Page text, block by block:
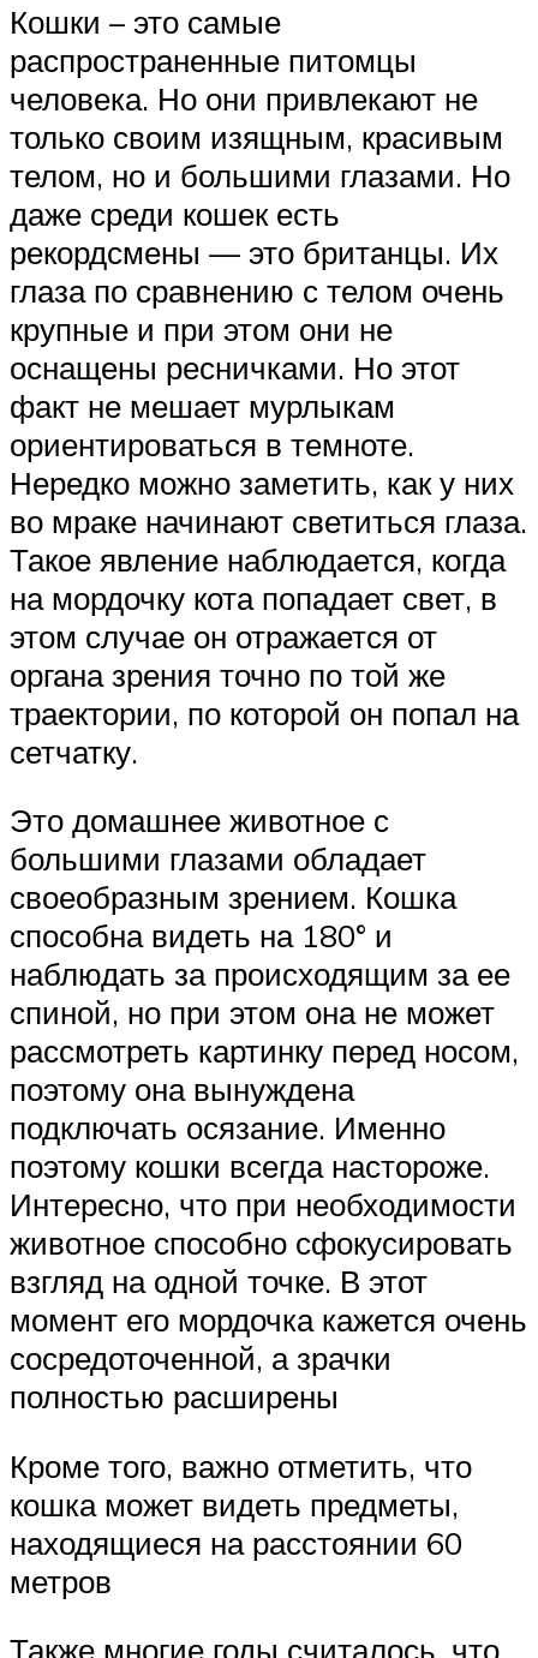
Кошки – это самые
распространенные питомцы
человека. Но они привлекают не
только своим изящным, красивым
телом, но и большими глазами. Но
даже среди кошек есть
рекордсмены — это британцы. Их
глаза по сравнению с телом очень
крупные и при этом они не
оснащены ресничками. Но этот
факт не мешает мурлыкам
ориентироваться в темноте.
Нередко можно заметить, как у них
во мраке начинают светиться глаза.
Такое явление наблюдается, когда
на мордочку кота попадает свет, в
этом случае он отражается от
органа зрения точно по той же
траектории, по которой он попал на
сетчатку.
Это домашнее животное с
большими глазами обладает
своеобразным зрением. Кошка
способна видеть на 180° и
наблюдать за происходящим за ее
спиной, но при этом она не может
рассмотреть картинку перед носом,
поэтому она вынуждена
подключать осязание. Именно
поэтому кошки всегда настороже.
Интересно, что при необходимости
животное способно сфокусировать
взгляд на одной точке. В этот
момент его мордочка кажется очень
сосредоточенной, а зрачки
полностью расширены
Кроме того, важно отметить, что
кошка может видеть предметы,
находящиеся на расстоянии 60
метров
Также многие годы считалось, что